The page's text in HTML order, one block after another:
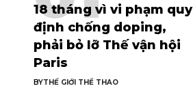
18 tháng vì vi phạm quy
định chống doping,
phải bỏ lỡ Thế vận hội
Paris
BYTHẾ GIỚI THỂ THAO